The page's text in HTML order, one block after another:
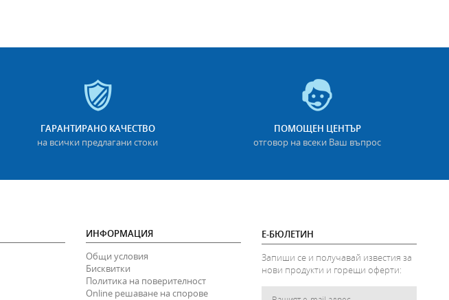
ГАРАНТИРАНО КАЧЕСТВО
на всички предлагани стоки
ПОМОЩЕН ЦЕНТЪР
отговор на всеки Ваш въпрос
ИНФОРМАЦИЯ
Общи условия
Бисквитки
Политика на поверителност
Online решаване на спорове
Е-БЮЛЕТИН
Запиши се и получавай известия за
нови продукти и горещи оферти: